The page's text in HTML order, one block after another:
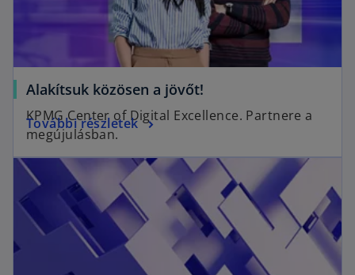
Alakítsuk közösen a jövőt!
KPMG Center of Digital Excellence. Partnere a
megújulásban.
További részletek